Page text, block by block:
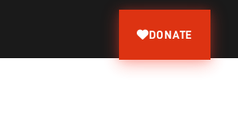
DONATE